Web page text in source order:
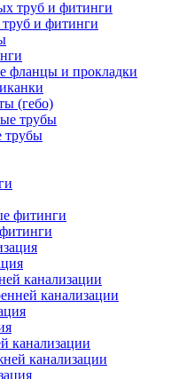
и фитинги
фланцы и прокладки
(гебо)
трубы
канализации
канализации
канализации
канализации